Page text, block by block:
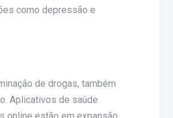
como depressão e
de drogas, também
Aplicativos de saúde
estão em expansão.